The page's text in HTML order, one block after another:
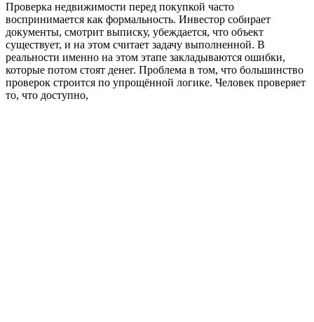
Проверка недвижимости перед покупкой часто
воспринимается как формальность. Инвестор собирает
документы, смотрит выписку, убеждается, что объект
существует, и на этом считает задачу выполненной. В
реальности именно на этом этапе закладываются ошибки,
которые потом стоят денег. Проблема в том, что большинство
проверок строится по упрощённой логике. Человек проверяет
то, что доступно,